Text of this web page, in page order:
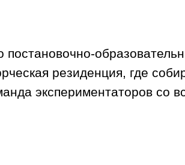
постановочно-
резиденция, где
экспериментаторов со